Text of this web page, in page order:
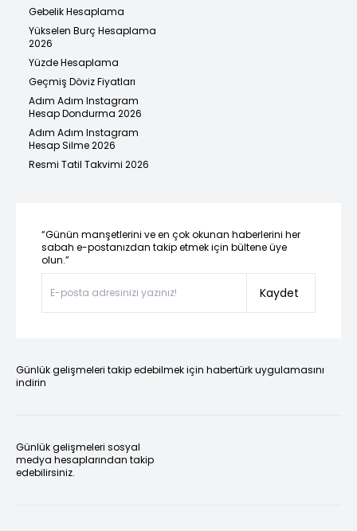
Gebelik Hesaplama
Yükselen Burç Hesaplama
2026
Yüzde Hesaplama
Geçmiş Döviz Fiyatları
Adım Adım Instagram
Hesap Dondurma 2026
Adım Adım Instagram
Hesap Silme 2026
Resmi Tatil Takvimi 2026
“Günün manşetlerini ve en çok okunan haberlerini her
sabah e-postanızdan takip etmek için bültene üye
olun.”
Kaydet
Günlük gelişmeleri takip edebilmek için habertürk uygulamasını
indirin
Günlük gelişmeleri sosyal
medya hesaplarından takip
edebilirsiniz.